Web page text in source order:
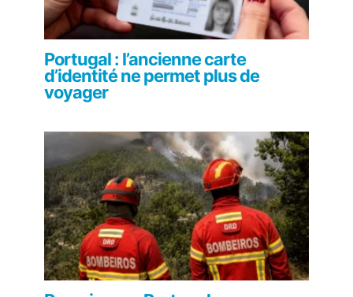
Portugal : l’ancienne carte
d’identité ne permet plus de
voyager